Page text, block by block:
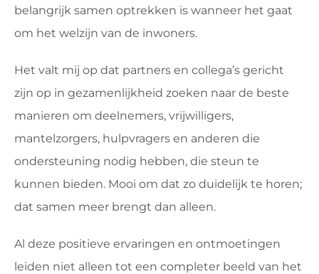
belangrijk samen optrekken is wanneer het gaat
om het welzijn van de inwoners.
Het valt mij op dat partners en collega’s gericht
zijn op in gezamenlijkheid zoeken naar de beste
manieren om deelnemers, vrijwilligers,
mantelzorgers, hulpvragers en anderen die
ondersteuning nodig hebben, die steun te
kunnen bieden. Mooi om dat zo duidelijk te horen;
dat samen meer brengt dan alleen.
Al deze positieve ervaringen en ontmoetingen
leiden niet alleen tot een completer beeld van het